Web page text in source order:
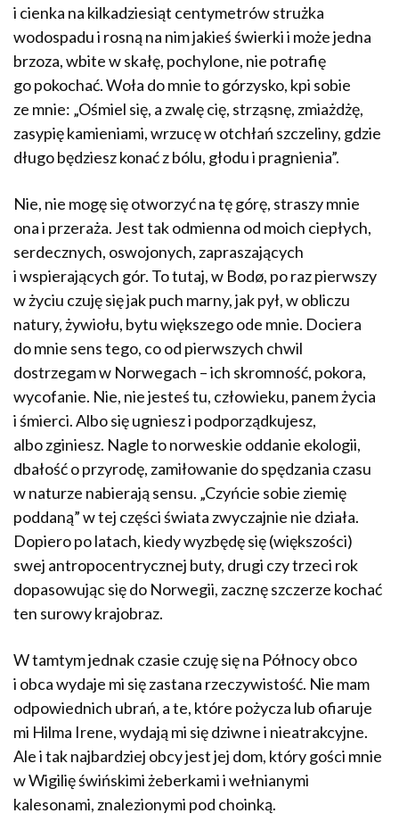
i cienka na kilkadziesiąt centymetrów strużka
wodospadu i rosną na nim jakieś świerki i może jedna
brzoza, wbite w skałę, pochylone, nie potrafię
go pokochać. Woła do mnie to górzysko, kpi sobie
ze mnie: „Ośmiel się, a zwalę cię, strząsnę, zmiażdżę,
zasypię kamieniami, wrzucę w otchłań szczeliny, gdzie
długo będziesz konać z bólu, głodu i pragnienia”.
Nie, nie mogę się otworzyć na tę górę, straszy mnie
ona i przeraża. Jest tak odmienna od moich ciepłych,
serdecznych, oswojonych, zapraszających
i wspierających gór. To tutaj, w Bodø, po raz pierwszy
w życiu czuję się jak puch marny, jak pył, w obliczu
natury, żywiołu, bytu większego ode mnie. Dociera
do mnie sens tego, co od pierwszych chwil
dostrzegam w Norwegach – ich skromność, pokora,
wycofanie. Nie, nie jesteś tu, człowieku, panem życia
i śmierci. Albo się ugniesz i podporządkujesz,
albo zginiesz. Nagle to norweskie oddanie ekologii,
dbałość o przyrodę, zamiłowanie do spędzania czasu
w naturze nabierają sensu. „Czyńcie sobie ziemię
poddaną” w tej części świata zwyczajnie nie działa.
Dopiero po latach, kiedy wyzbędę się (większości)
swej antropocentrycznej buty, drugi czy trzeci rok
dopasowując się do Norwegii, zacznę szczerze kochać
ten surowy krajobraz.
W tamtym jednak czasie czuję się na Północy obco
i obca wydaje mi się zastana rzeczywistość. Nie mam
odpowiednich ubrań, a te, które pożycza lub ofiaruje
mi Hilma Irene, wydają mi się dziwne i nieatrakcyjne.
Ale i tak najbardziej obcy jest jej dom, który gości mnie
w Wigilię świńskimi żeberkami i wełnianymi
kalesonami, znalezionymi pod choinką.